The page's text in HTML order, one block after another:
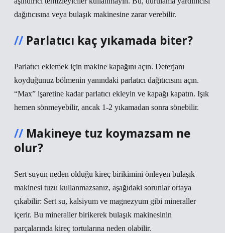
dağıtıcısına veya bulaşık makinesine zarar verebilir.
Parlatıcı kaç yıkamada biter?
Parlatıcı eklemek için makine kapağını açın. Deterjanı
koyduğunuz bölmenin yanındaki parlatıcı dağıtıcısını açın.
“Max” işaretine kadar parlatıcı ekleyin ve kapağı kapatın. Işık
hemen sönmeyebilir, ancak 1-2 yıkamadan sonra sönebilir.
Makineye tuz koymazsam ne
olur?
Sert suyun neden olduğu kireç birikimini önleyen bulaşık
makinesi tuzu kullanmazsanız, aşağıdaki sorunlar ortaya
çıkabilir: Sert su, kalsiyum ve magnezyum gibi mineraller
içerir. Bu mineraller birikerek bulaşık makinesinin
parçalarında kireç tortularına neden olabilir.